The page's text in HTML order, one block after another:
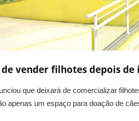
vender filhotes depois
que deixará de comercializar
apenas um espaço para doação de